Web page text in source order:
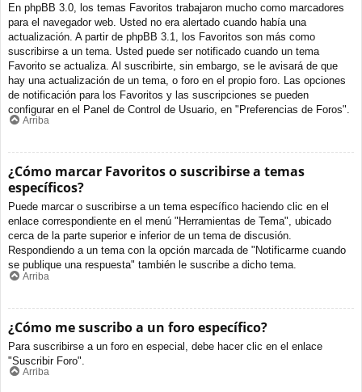
En phpBB 3.0, los temas Favoritos trabajaron mucho como marcadores
para el navegador web. Usted no era alertado cuando había una
actualización. A partir de phpBB 3.1, los Favoritos son más como
suscribirse a un tema. Usted puede ser notificado cuando un tema
Favorito se actualiza. Al suscribirte, sin embargo, se le avisará de que
hay una actualización de un tema, o foro en el propio foro. Las opciones
de notificación para los Favoritos y las suscripciones se pueden
configurar en el Panel de Control de Usuario, en "Preferencias de Foros".
Arriba
¿Cómo marcar Favoritos o suscribirse a temas
específicos?
Puede marcar o suscribirse a un tema específico haciendo clic en el
enlace correspondiente en el menú "Herramientas de Tema", ubicado
cerca de la parte superior e inferior de un tema de discusión.
Respondiendo a un tema con la opción marcada de "Notificarme cuando
se publique una respuesta" también le suscribe a dicho tema.
Arriba
¿Cómo me suscribo a un foro específico?
Para suscribirse a un foro en especial, debe hacer clic en el enlace
"Suscribir Foro".
Arriba